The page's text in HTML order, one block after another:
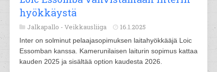
hyökkäystä
Jalkapallo - Veikkausliiga 16.1.2025
Inter on solminut pelaajasopimuksen laitahyökkääjä Loic
Essomban kanssa. Kamerunilaisen laiturin sopimus kattaa
kauden 2025 ja sisältää option kaudesta 2026.